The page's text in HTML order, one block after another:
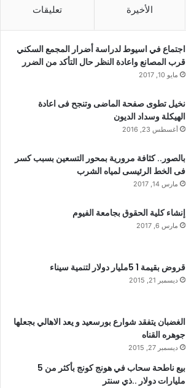
الأخيرة تعليقات
اجتماع في اسيوط لدراسة أضرار المجمع السكني
قرب المصانع واعادة النظر حال التأكد من الضرر
مايو 10, 2017
نخيل تطوى صفحة الماضى وتنجح فى اعادة
الهيكلة وسداد الديون
أغسطس 23, 2016
بالصور.. كثافة مرورية بمحور التسعين بسبب كسر
فى الخط الرئيسى لمياه الشرب
مارس 14, 2017
إنشاء كلية الحقوق بجامعة الفيوم
مارس 6, 2017
قروض بقيمة 1 5مليار دولار لتنمية سيناء
ديسمبر 21, 2015
الغضبان يتفقد شوارع بورسعيد و يعد الاهالي بجعلها
جوهره القناه
ديسمبر 27, 2015
بيع ناطحة سحاب في هونج كونج بأكثر من 5
مليارات دولار ..ذي سنتر